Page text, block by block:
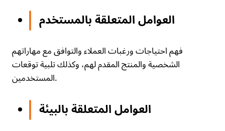
العوامل المتعلقة بالمستخدم
فهم احتياجات ورغبات العملاء والتوافق مع مهاراتهم
الشخصية والمنتج المقدم لهم، وكذلك تلبية توقعات
المستخدمين.
العوامل المتعلقة بالبيئة